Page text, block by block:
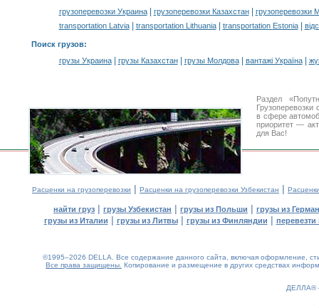
грузоперевозки Украина| грузоперевозки Казахстан|
грузоперевозки
transportation Latvia| transportation Lithuania| transportation Estonia|
Поиск грузов:
грузы Украина| грузы Казахстан| грузы Молдова| вантажі Україна|
Раздел
в сфере
приоритет —
для Вас!
Расценки на грузоперевозки | Расценки на грузоперевозки Узбекистан |
найти груз | грузы Узбекистан | грузы из Польши | грузы из
грузы из Италии | грузы из Литвы| грузы из Финляндии | перевезти
©1995–2026 DELLA. Все содержание данного сайта, включая оформление,
Все права защищены. Копирование и размещение в других средствах